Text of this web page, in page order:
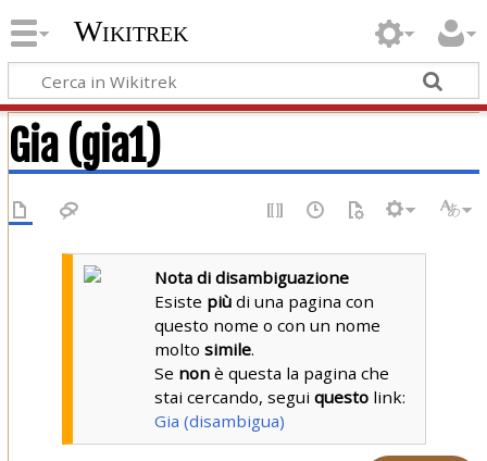
Wikitrek
Gia (gia1)
Nota di disambiguazione
Esiste più di una pagina con
questo nome o con un nome
moltosimile.
Se non è questa la pagina che
stai cercando, seguiquesto link:
Gia (disambigua)